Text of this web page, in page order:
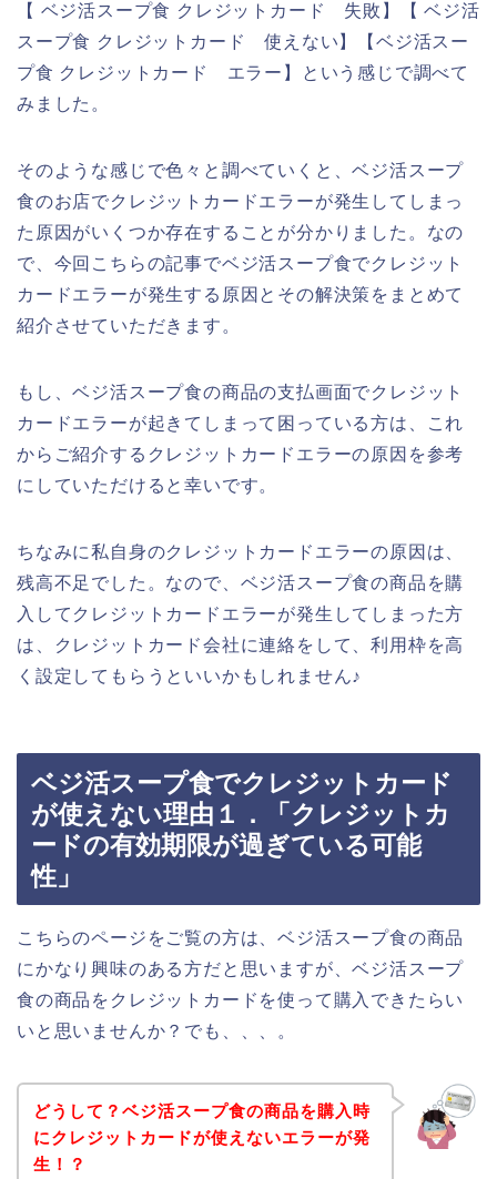
【 ベジ活スープ食 クレジットカード 失敗】【 ベジ活
スープ食 クレジットカード 使えない】【ベジ活スー
プ食 クレジットカード エラー】という感じで調べて
みました。
そのような感じで色々と調べていくと、ベジ活スープ
食のお店でクレジットカードエラーが発生してしまっ
た原因がいくつか存在することが分かりました。なの
で、今回こちらの記事でベジ活スープ食でクレジット
カードエラーが発生する原因とその解決策をまとめて
紹介させていただきます。
もし、ベジ活スープ食の商品の支払画面でクレジット
カードエラーが起きてしまって困っている方は、これ
からご紹介するクレジットカードエラーの原因を参考
にしていただけると幸いです。
ちなみに私自身のクレジットカードエラーの原因は、
残高不足でした。なので、ベジ活スープ食の商品を購
入してクレジットカードエラーが発生してしまった方
は、クレジットカード会社に連絡をして、利用枠を高
く設定してもらうといいかもしれません♪
ベジ活スープ食でクレジットカード
が使えない理由１．「クレジットカ
ードの有効期限が過ぎている可能
性」
こちらのページをご覧の方は、ベジ活スープ食の商品
にかなり興味のある方だと思いますが、ベジ活スープ
食の商品をクレジットカードを使って購入できたらい
いと思いませんか？でも、、、。
どうして？ベジ活スープ食の商品を購入時
にクレジットカードが使えないエラーが発
生！？